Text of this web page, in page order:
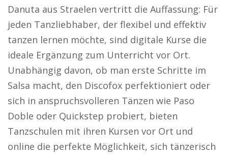
Danuta aus Straelen vertritt die Auffassung: Für
jeden Tanzliebhaber, der flexibel und effektiv
tanzen lernen möchte, sind digitale Kurse die
ideale Ergänzung zum Unterricht vor Ort.
Unabhängig davon, ob man erste Schritte im
Salsa macht, den Discofox perfektioniert oder
sich in anspruchsvolleren Tänzen wie Paso
Doble oder Quickstep probiert, bieten
Tanzschulen mit ihren Kursen vor Ort und
online die perfekte Möglichkeit, sich tänzerisch